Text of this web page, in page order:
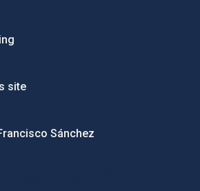
site
Sánchez